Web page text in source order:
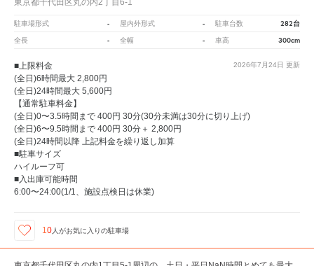
駐車場形式 - 屋内外形式 - 駐車台数 282台
全長 - 全幅 - 車高 300cm
2026年7月24日 更新
■上限料金
(全日)6時間最大 2,800円
(全日)24時間最大 5,600円
【通常駐車料金】
(全日)0〜3.5時間まで 400円 30分(30分未満は30分に切り上げ)
(全日)6〜9.5時間まで 400円 30分＋ 2,800円
(全日)24時間以降 上記料金を繰り返し加算
■駐車サイズ
ハイルーフ可
■入出庫可能時間
6:00〜24:00(1/1、施設点検日は休業)
10 人がお気に入りの駐車場